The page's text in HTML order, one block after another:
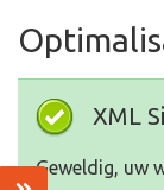
XML
Geweldig, uw